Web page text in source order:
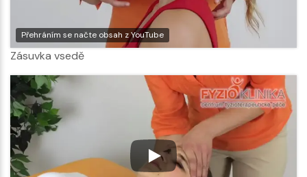
Přehráním se načte obsah z YouTube
Zásuvka vsedě